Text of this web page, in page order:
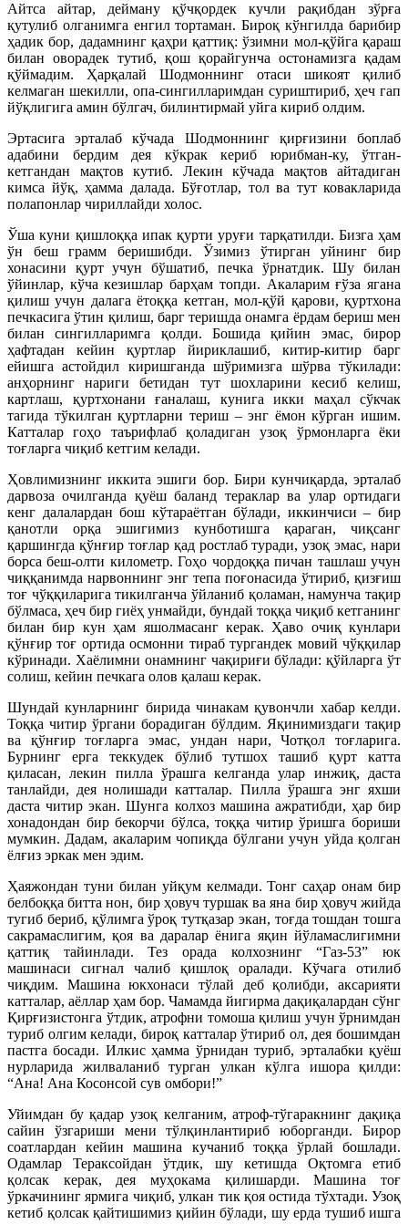
Айтса айтар, дейману қўчқордек кучли рақибдан зўрға
қутулиб олганимга енгил тортаман. Бироқ кўнгилда барибир
ҳадик бор, дадамнинг қаҳри қаттиқ: ўзимни мол-қўйга қараш
билан оворадек тутиб, қош қорайгунча остонамизга қадам
қўймадим. Ҳарқалай Шодмоннинг отаси шикоят қилиб
келмаган шекилли, опа-сингилларимдан суриштириб, ҳеч гап
йўқлигига амин бўлгач, билинтирмай уйга кириб олдим.
Эртасига эрталаб кўчада Шодмоннинг қирғизини боплаб
адабини бердим дея кўкрак кериб юрибман-ку, ўтган-
кетгандан мақтов кутиб. Лекин кўчада мақтов айтадиган
кимса йўқ, ҳамма далада. Бўғотлар, тол ва тут ковакларида
полапонлар чириллайди холос.
Ўша куни қишлоққа ипак қурти уруғи тарқатилди. Бизга ҳам
ўн беш грамм беришибди. Ўзимиз ўтирган уйнинг бир
хонасини қурт учун бўшатиб, печка ўрнатдик. Шу билан
ўйинлар, кўча кезишлар барҳам топди. Акаларим ғўза ягана
қилиш учун далага ётоққа кетган, мол-қўй қарови, қуртхона
печкасига ўтин қилиш, барг теришда онамга ёрдам бериш мен
билан сингилларимга қолди. Бошида қийин эмас, бирор
ҳафтадан кейин қуртлар йириклашиб, китир-китир барг
ейишга астойдил киришганда шўримизга шўрва тўкилади:
анҳорнинг нариги бетидан тут шохларини кесиб келиш,
картлаш, қуртхонани ғаналаш, кунига икки маҳал сўкчак
тагида тўкилган қуртларни териш – энг ёмон кўрган ишим.
Катталар гоҳо таърифлаб қоладиган узоқ ўрмонларга ёки
тоғларга чиқиб кетгим келади.
Ҳовлимизнинг иккита эшиги бор. Бири кунчиқарда, эрталаб
дарвоза очилганда қуёш баланд тераклар ва улар ортидаги
кенг далалардан бош кўтараётган бўлади, иккинчиси – бир
қанотли орқа эшигимиз кунботишга қараган, чиқсанг
қаршингда қўнғир тоғлар қад ростлаб туради, узоқ эмас, нари
борса беш-олти километр. Гоҳо чордоққа пичан ташлаш учун
чиққанимда нарвоннинг энг тепа поғонасида ўтириб, қизғиш
тоғ чўққиларига тикилганча ўйланиб қоламан, намунча тақир
бўлмаса, ҳеч бир гиёҳ унмайди, бундай тоққа чиқиб кетганинг
билан бир кун ҳам яшолмасанг керак. Ҳаво очиқ кунлари
қўнғир тоғ ортида осмонни тираб тургандек мовий чўққилар
кўринади. Хаёлимни онамнинг чақириғи бўлади: қўйларга ўт
солиш, кейин печкага олов қалаш керак.
Шундай кунларнинг бирида чинакам қувончли хабар келди.
Тоққа читир ўргани борадиган бўлдим. Яқинимиздаги тақир
ва қўнғир тоғларга эмас, ундан нари, Чотқол тоғларига.
Бурнинг ерга теккудек бўлиб тутшох ташиб қурт катта
қиласан, лекин пилла ўрашга келганда улар инжиқ, даста
танлайди, дея нолишади катталар. Пилла ўрашга энг яхши
даста читир экан. Шунга колхоз машина ажратибди, ҳар бир
хонадондан бир бекорчи бўлса, тоққа читир ўришга бориши
мумкин. Дадам, акаларим чопиқда бўлгани учун уйда қолган
ёлғиз эркак мен эдим.
Ҳаяжондан туни билан уйқум келмади. Тонг саҳар онам бир
белбоққа битта нон, бир ҳовуч туршак ва яна бир ҳовуч жийда
тугиб бериб, қўлимга ўроқ тутқазар экан, тоғда тошдан тошга
сакрамаслигим, қоя ва даралар ёнига яқин йўламаслигимни
қаттиқ тайинлади. Тез орада колхознинг “Газ-53” юк
машинаси сигнал чалиб қишлоқ оралади. Кўчага отилиб
чиқдим. Машина юкхонаси тўлай деб қолибди, аксарияти
катталар, аёллар ҳам бор. Чамамда йигирма дақиқалардан сўнг
Қирғизистонга ўтдик, атрофни томоша қилиш учун ўрнимдан
туриб олгим келади, бироқ катталар ўтириб ол, дея бошимдан
пастга босади. Илкис ҳамма ўрнидан туриб, эрталабки қуёш
нурларида жилваланиб турган улкан кўлга ишора қилди:
“Ана! Ана Косонсой сув омбори!”
Уйимдан бу қадар узоқ келганим, атроф-тўгаракнинг дақиқа
сайин ўзгариши мени тўлқинлантириб юборганди. Бирор
соатлардан кейин машина кучаниб тоққа ўрлай бошлади.
Одамлар Тераксойдан ўтдик, шу кетишда Оқтомга етиб
қолсак керак, дея муҳокама қилишарди. Машина тоғ
ўркачининг ярмига чиқиб, улкан тик қоя остида тўхтади. Узоқ
кетиб қолсак қайтишимиз қийин бўлади, шу ерда тушиб ишга